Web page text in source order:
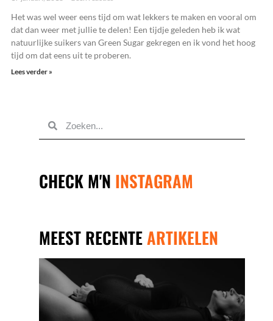
Het was wel weer eens tijd om wat lekkers te maken en vooral om
dat dan weer met jullie te delen! Een tijdje geleden heb ik wat
natuurlijke suikers van Green Sugar gekregen en ik vond het hoog
tijd om dat eens uit te proberen.
Lees verder »
CHECK M'N INSTAGRAM
BERICHTJE
SAMEN
DOEN?
MEEST RECENTEARTIKELEN